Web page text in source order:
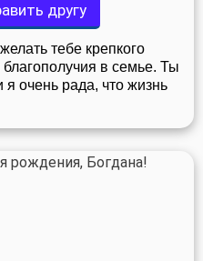
другу
тебе крепкого
в семье. Ты
я очень рада, что жизнь